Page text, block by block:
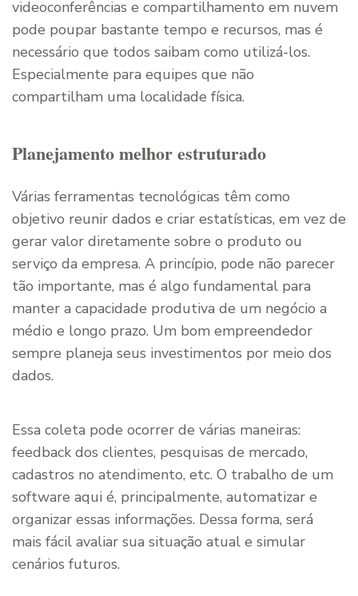
videoconferências e compartilhamento em nuvem
pode poupar bastante tempo e recursos, mas é
necessário que todos saibam como utilizá-los.
Especialmente para equipes que não
compartilham uma localidade física.
Planejamento melhor estruturado
Várias ferramentas tecnológicas têm como
objetivo reunir dados e criar estatísticas, em vez de
gerar valor diretamente sobre o produto ou
serviço da empresa. A princípio, pode não parecer
tão importante, mas é algo fundamental para
manter a capacidade produtiva de um negócio a
médio e longo prazo. Um bom empreendedor
sempre planeja seus investimentos por meio dos
dados.
Essa coleta pode ocorrer de várias maneiras:
feedback dos clientes, pesquisas de mercado,
cadastros no atendimento, etc. O trabalho de um
software aqui é, principalmente, automatizar e
organizar essas informações. Dessa forma, será
mais fácil avaliar sua situação atual e simular
cenários futuros.